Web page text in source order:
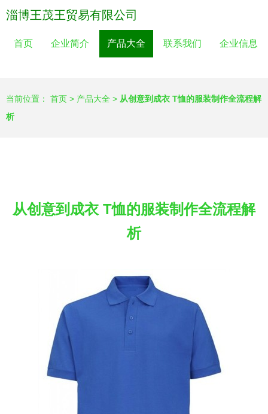
淄博王茂王贸易有限公司
首页 企业简介 产品大全 联系我们 企业信息
当前位置： 首页 > 产品大全 > 从创意到成衣 T恤的服装制作全流程解
析
从创意到成衣 T恤的服装制作全流程解
析